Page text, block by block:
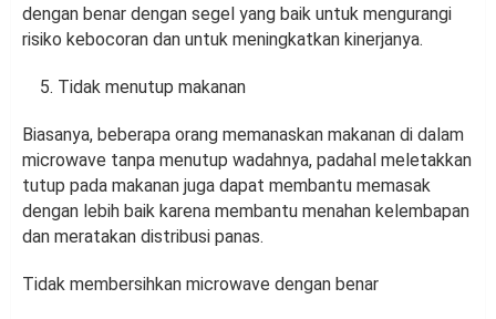
dengan benar dengan segel yang baik untuk mengurangi
risiko kebocoran dan untuk meningkatkan kinerjanya.
Tidak menutup makanan
Biasanya, beberapa orang memanaskan makanan di dalam
microwave tanpa menutup wadahnya, padahal meletakkan
tutup pada makanan juga dapat membantu memasak
dengan lebih baik karena membantu menahan kelembapan
dan meratakan distribusi panas.
Tidak membersihkan microwave dengan benar